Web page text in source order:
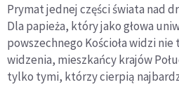
Prymat jednej części świata nad
Dla papieża, który jako głowa
powszechnego Kościoła widzi
widzenia, mieszkańcy krajów
tylko tymi, którzy cierpią